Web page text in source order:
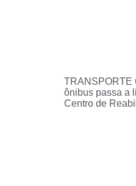
TRANSPORTE
ônibus passa a
Centro de